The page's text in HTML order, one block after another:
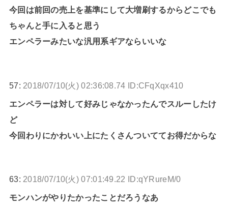
今回は前回の売上を基準にして大増刷するからどこでも
ちゃんと手に入ると思う
エンペラーみたいな汎用系ギアならいいな
57: 2018/07/10(火) 02:36:08.74 ID:CFqXqx410
エンペラーは対して好みじゃなかったんでスルーしたけ
ど
今回わりにかわいい上にたくさんついててお得だからな
63: 2018/07/10(火) 07:01:49.22 ID:qYRureM/0
モンハンがやりたかったことだろうなあ